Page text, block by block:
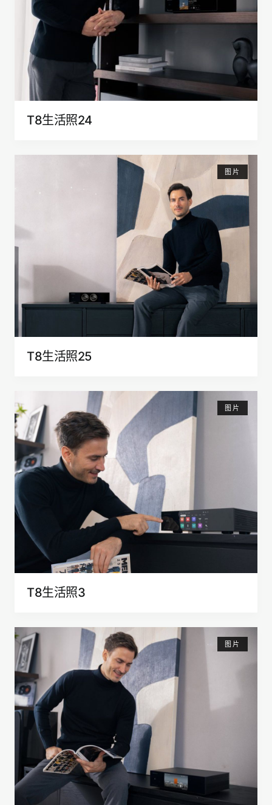
T8生活照24
图片
T8生活照25
图片
T8生活照3
图片